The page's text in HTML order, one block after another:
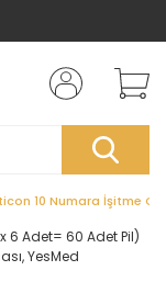
10 Numara İşitme